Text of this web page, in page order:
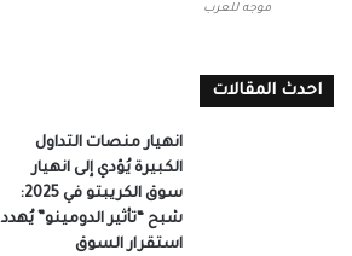
موجه للعرب
احدث المقالات
انهيار منصات التداول
الكبيرة يُؤدي إلى انهيار
سوق الكريبتو في 2025:
شبح “تأثير الدومينو” يُهدد
استقرار السوق